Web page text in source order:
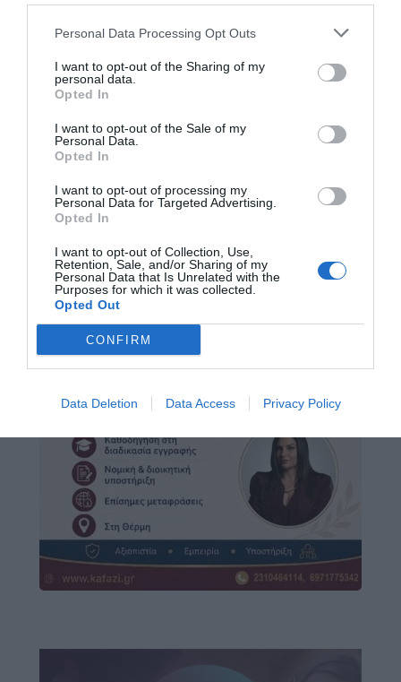
Personal Data Processing Opt Outs
I want to opt-out of the Sharing of my
personal data.
Opted In
I want to opt-out of the Sale of my
Personal Data.
Opted In
I want to opt-out of processing my
Personal Data for Targeted Advertising.
Opted In
I want to opt-out of Collection, Use,
Retention, Sale, and/or Sharing of my
Personal Data that Is Unrelated with the
Purposes for which it was collected.
Opted Out
CONFIRM
Data Deletion Data Access Privacy Policy